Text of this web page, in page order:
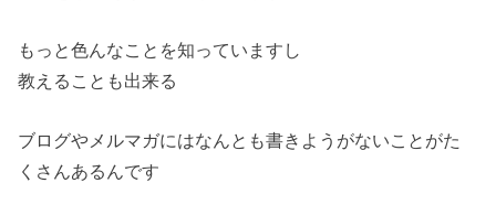
もっと色んなことを知っていますし
教えることも出来る
ブログやメルマガにはなんとも書きようがないことがた
くさんあるんです